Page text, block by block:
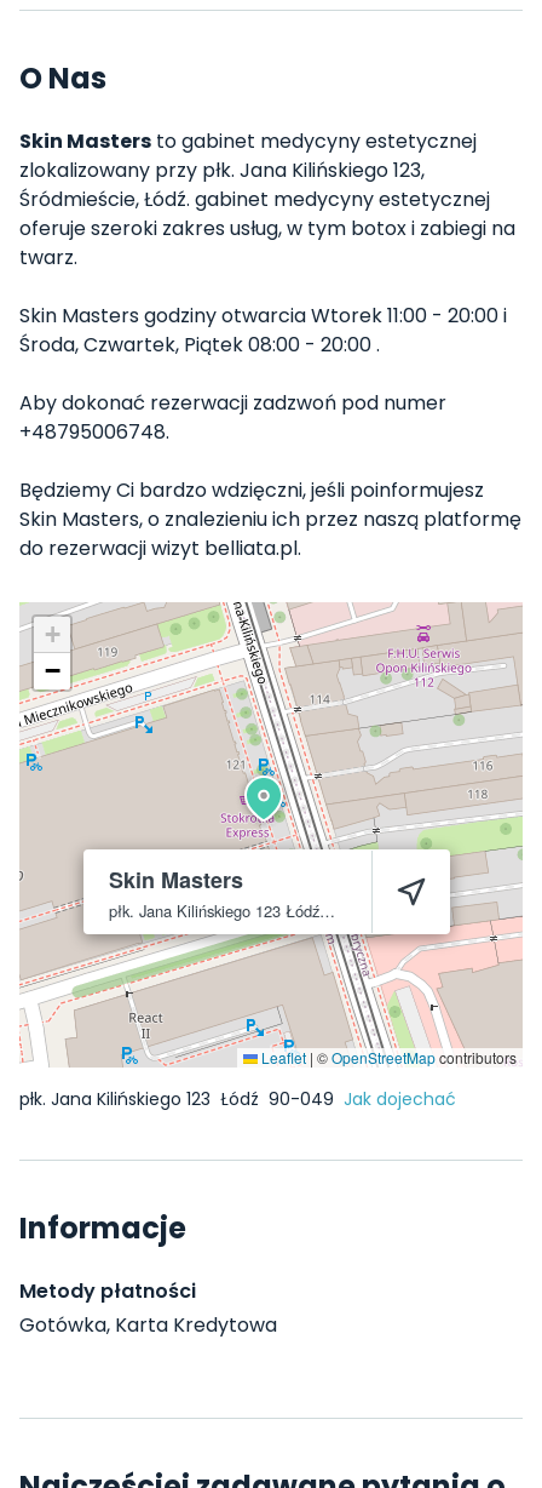
O Nas
Skin Masters to gabinet medycyny estetycznej
zlokalizowany przy płk. Jana Kilińskiego 123,
Śródmieście, Łódź. gabinet medycyny estetycznej
oferuje szeroki zakres usług, w tym botox i zabiegi na
twarz.
Skin Masters godziny otwarcia Wtorek 11:00 - 20:00 i
Środa, Czwartek, Piątek 08:00 - 20:00 .
Aby dokonać rezerwacji zadzwoń pod numer
+48795006748.
Będziemy Ci bardzo wdzięczni, jeśli poinformujesz
Skin Masters, o znalezieniu ich przez naszą platformę
do rezerwacji wizyt belliata.pl.
Skin Masters
płk. Jana Kilińskiego 123 Łódź 90-049
+
−
Leaflet | ©OpenStreetMapcontributors
płk. Jana Kilińskiego 123 Łódź 90-049 Jak dojechać
Informacje
Metody płatności
Gotówka, Karta Kredytowa